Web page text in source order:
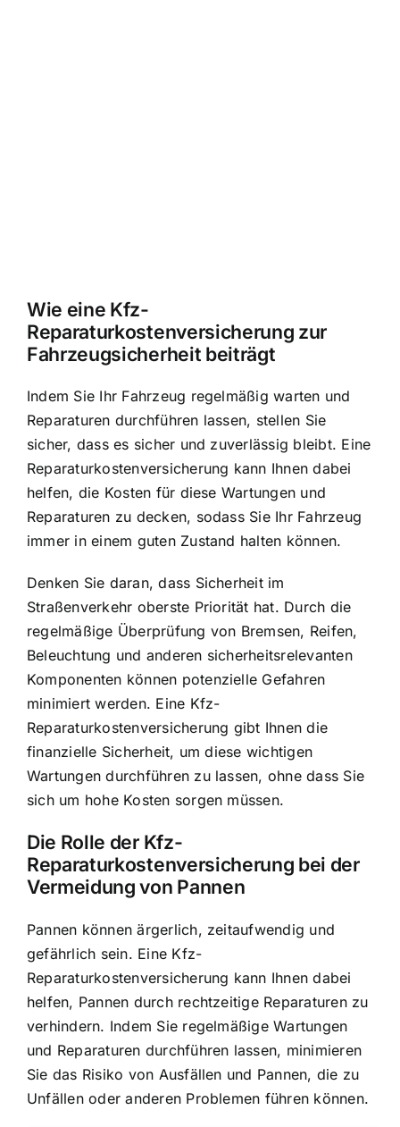
Wie eine Kfz-
Reparaturkostenversicherung zur
Fahrzeugsicherheit beiträgt
Indem Sie Ihr Fahrzeug regelmäßig warten und
Reparaturen durchführen lassen, stellen Sie
sicher, dass es sicher und zuverlässig bleibt. Eine
Reparaturkostenversicherung kann Ihnen dabei
helfen, die Kosten für diese Wartungen und
Reparaturen zu decken, sodass Sie Ihr Fahrzeug
immer in einem guten Zustand halten können.
Denken Sie daran, dass Sicherheit im
Straßenverkehr oberste Priorität hat. Durch die
regelmäßige Überprüfung von Bremsen, Reifen,
Beleuchtung und anderen sicherheitsrelevanten
Komponenten können potenzielle Gefahren
minimiert werden. Eine Kfz-
Reparaturkostenversicherung gibt Ihnen die
finanzielle Sicherheit, um diese wichtigen
Wartungen durchführen zu lassen, ohne dass Sie
sich um hohe Kosten sorgen müssen.
Die Rolle der Kfz-
Reparaturkostenversicherung bei der
Vermeidung von Pannen
Pannen können ärgerlich, zeitaufwendig und
gefährlich sein. Eine Kfz-
Reparaturkostenversicherung kann Ihnen dabei
helfen, Pannen durch rechtzeitige Reparaturen zu
verhindern. Indem Sie regelmäßige Wartungen
und Reparaturen durchführen lassen, minimieren
Sie das Risiko von Ausfällen und Pannen, die zu
Unfällen oder anderen Problemen führen können.